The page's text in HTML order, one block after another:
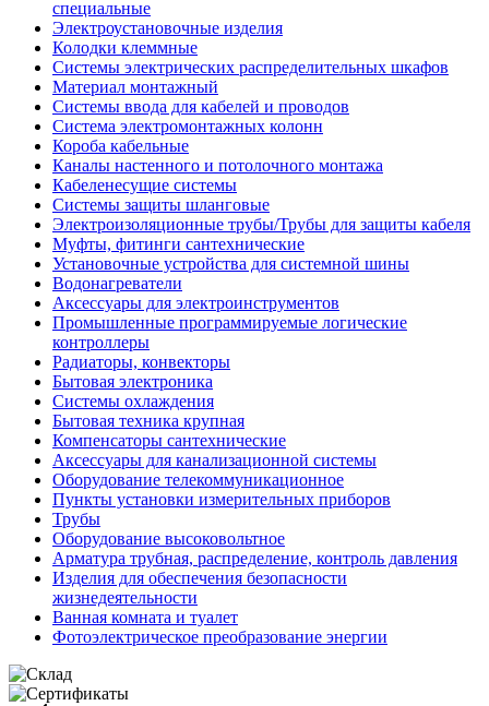
специальные
Электроустановочные изделия
Колодки клеммные
Системы электрических распределительных шкафов
Материал монтажный
Системы ввода для кабелей и проводов
Система электромонтажных колонн
Короба кабельные
Каналы настенного и потолочного монтажа
Кабеленесущие системы
Системы защиты шланговые
Электроизоляционные трубы/Трубы для защиты кабеля
Муфты, фитинги сантехнические
Установочные устройства для системной шины
Водонагреватели
Аксессуары для электроинструментов
Промышленные программируемые логические
контроллеры
Радиаторы, конвекторы
Бытовая электроника
Системы охлаждения
Бытовая техника крупная
Компенсаторы сантехнические
Аксессуары для канализационной системы
Оборудование телекоммуникационное
Пункты установки измерительных приборов
Трубы
Оборудование высоковольтное
Арматура трубная, распределение, контроль давления
Изделия для обеспечения безопасности
жизнедеятельности
Ванная комната и туалет
Фотоэлектрическое преобразование энергии